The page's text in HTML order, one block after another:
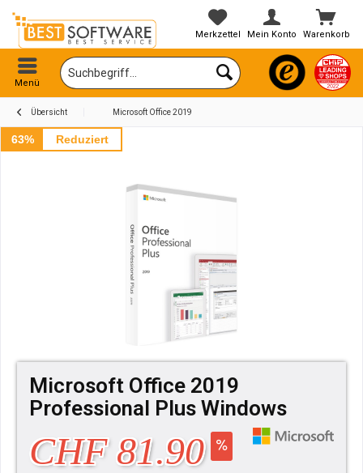
Warenkorb
Merkzettel Mein Konto
Menü
Übersicht Microsoft Office 2019
63% Reduziert
Microsoft Office 2019
Professional Plus Windows
CHF 81.90